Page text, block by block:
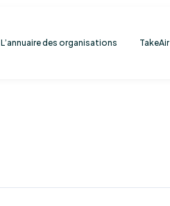
L’annuaire des organisations TakeAir